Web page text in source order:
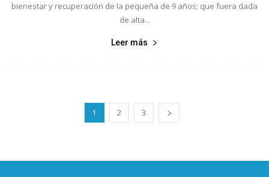
bienestar y recuperación de la pequeña de 9 años; que fuera dada
de alta...
Leer más
1 2 3